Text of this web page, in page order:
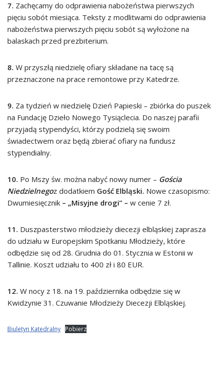
7. Zachęcamy do odprawienia nabożeństwa pierwszych
pięciu sobót miesiąca. Teksty z modlitwami do odprawienia
nabożeństwa pierwszych pięciu sobót są wyłożone na
balaskach przed prezbiterium.
8. W przyszłą niedzielę ofiary składane na tacę są
przeznaczone na prace remontowe przy Katedrze.
9. Za tydzień w niedzielę Dzień Papieski – zbiórka do puszek
na Fundację Dzieło Nowego Tysiąclecia. Do naszej parafii
przyjadą stypendyści, którzy podzielą się swoim
świadectwem oraz będą zbierać ofiary na fundusz
stypendialny.
10. Po Mszy św. można nabyć nowy numer – Gościa
Niedzielnegoz dodatkiem Gość Elbląski. Nowe czasopismo:
Dwumiesięcznik – „Misyjne drogi” – w cenie 7 zł.
11. Duszpasterstwo młodzieży diecezji elbląskiej zaprasza
do udziału w Europejskim Spotkaniu Młodzieży, które
odbędzie się od 28. Grudnia do 01. Stycznia w Estonii w
Tallinie. Koszt udziału to 400 zł i 80 EUR.
12. W nocy z 18. na 19. października odbędzie się w
Kwidzynie 31. Czuwanie Młodzieży Diecezji Elbląskiej.
Biuletyn Katedralny Pobierz